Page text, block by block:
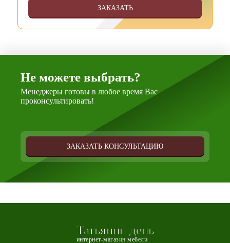
ЗАКАЗАТЬ
Не можете выбрать?
Менеджеры готовы в любое время Вас
проконсультировать!
ЗАКАЗАТЬ КОНСУЛЬТАЦИЮ
Татьянин день
интернет-магазин мебели